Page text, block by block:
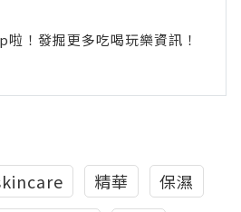
！發掘更多吃喝玩樂資訊！
精華
保濕